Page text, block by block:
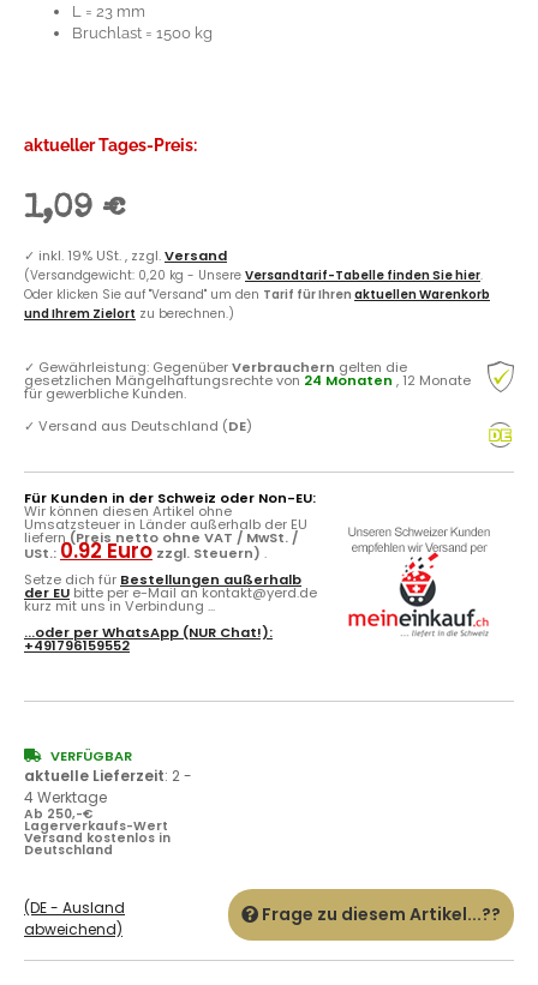
L = 23 mm
Bruchlast = 1500 kg
aktueller Tages-Preis:
1,09 €
✓ inkl. 19% USt. , zzgl.Versand
(Versandgewicht: 0,20 kg - Unsere Versandtarif-Tabelle finden Sie hier.
Oder klicken Sie auf "Versand" um den Tarif für Ihren aktuellen Warenkorb
und Ihrem Zielort zu berechnen.)
✓ Gewährleistung: GegenüberVerbrauchern gelten die
gesetzlichen Mängelhaftungsrechte von 24 Monaten , 12 Monate
für gewerbliche Kunden.
✓ Versand aus Deutschland (DE)
Für Kunden in der Schweiz oder Non-EU:
Wir können diesen Artikel ohne
Umsatzsteuer in Länder außerhalb der EU
liefern(Preis netto ohne VAT / MwSt. /
USt.: 0.92 Euro zzgl. Steuern) .
Setze dich für Bestellungen außerhalb
der EU bitte per e-Mail an kontakt@yerd.de
kurz mit uns in Verbindung ...
...oder perWhatsApp (NUR Chat!):
+491796159552
VERFÜGBAR
aktuelle Lieferzeit: 2 -
4 Werktage
Ab 250,-€
Lagerverkaufs-Wert
Versand kostenlos in
Deutschland
(DE - Ausland
abweichend)
Frage zu diesem Artikel...??